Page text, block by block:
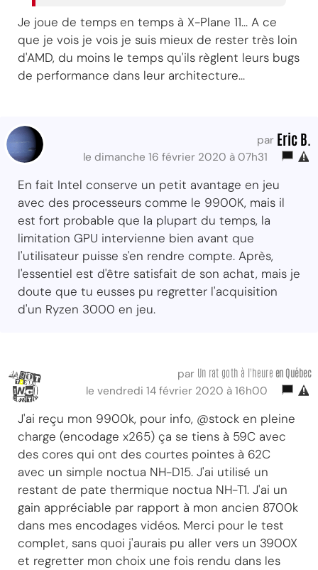
Je joue de temps en temps à X-Plane 11... A ce
que je vois je vois je suis mieux de rester très loin
d'AMD, du moins le temps qu'ils règlent leurs bugs
de performance dans leur architecture...
par Eric B.
le dimanche 16 février 2020 à 07h31
En fait Intel conserve un petit avantage en jeu
avec des processeurs comme le 9900K, mais il
est fort probable que la plupart du temps, la
limitation GPU intervienne bien avant que
l'utilisateur puisse s'en rendre compte. Après,
l'essentiel est d'être satisfait de son achat, mais je
doute que tu eusses pu regretter l'acquisition
d'un Ryzen 3000 en jeu.
par Un rat goth à l'heure en Québec
le vendredi 14 février 2020 à 16h00
J'ai reçu mon 9900k, pour info, @stock en pleine
charge (encodage x265) ça se tiens à 59C avec
des cores qui ont des courtes pointes à 62C
avec un simple noctua NH-D15. J'ai utilisé un
restant de pate thermique noctua NH-T1. J'ai un
gain appréciable par rapport à mon ancien 8700k
dans mes encodages vidéos. Merci pour le test
complet, sans quoi j'aurais pu aller vers un 3900X
et regretter mon choix une fois rendu dans les